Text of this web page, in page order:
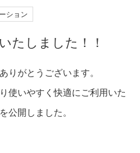
ション
たしました！！
りがとうございます。
使いやすく快適にご利用いた
公開しました。